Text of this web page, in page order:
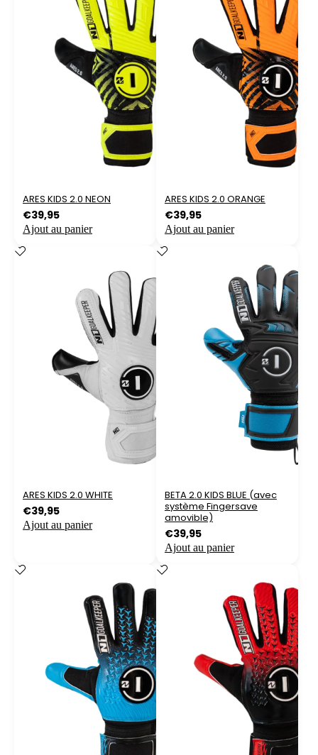
ARES KIDS 2.0 NEON
€39,95
Ajout au panier
ARES KIDS 2.0 ORANGE
€39,95
Ajout au panier
ARES KIDS 2.0 WHITE
€39,95
Ajout au panier
BETA 2.0 KIDS BLUE (avec
système Fingersave
amovible)
€39,95
Ajout au panier